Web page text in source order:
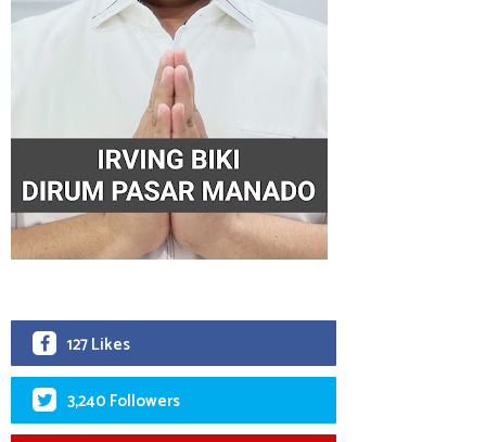
127 Likes
3,240 Followers